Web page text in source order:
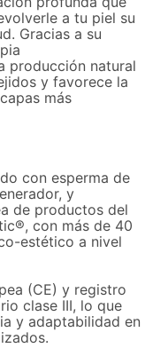
a tu piel su
Gracias a su
producción natural
y favorece la
más
con esperma de
y
de productos del
con más de 40
estético a nivel
(CE) y registro
clase III, lo que
y adaptabilidad en